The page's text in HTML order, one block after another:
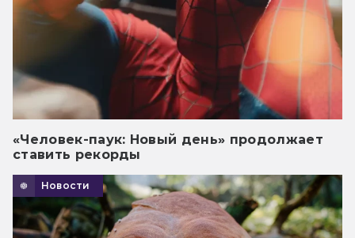
«Человек-паук: Новый день» продолжает
ставить рекорды
Новости